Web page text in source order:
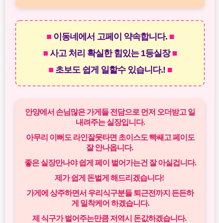
■이동네에서 고페이 약속합니다. ■
■ 사고 처리 확실한 힘있는 1등실장■
■초보도 쉽게 일할수 있습니다.! ■
안양에서 손님많은 가게들 전담으로 먼저 오더받고 일
내려주는 실장입니다.
아무리 이뻐도 라인잘못타면 초이스도 빡쌔고 페이도
잘 안나옵니다.
좋은 실장만나야 쉽게 페이 벌어가는건 잘 아실겁니다.
제가 쉽게 돈벌게 해드리겠습니다!
가게에 상주하면서 우리식구분들 퇴근전까지 든든하
게 밀착케어 하겠습니다.
제 식구가 벌어주는만큼 저역시 돈값하겠습니다.